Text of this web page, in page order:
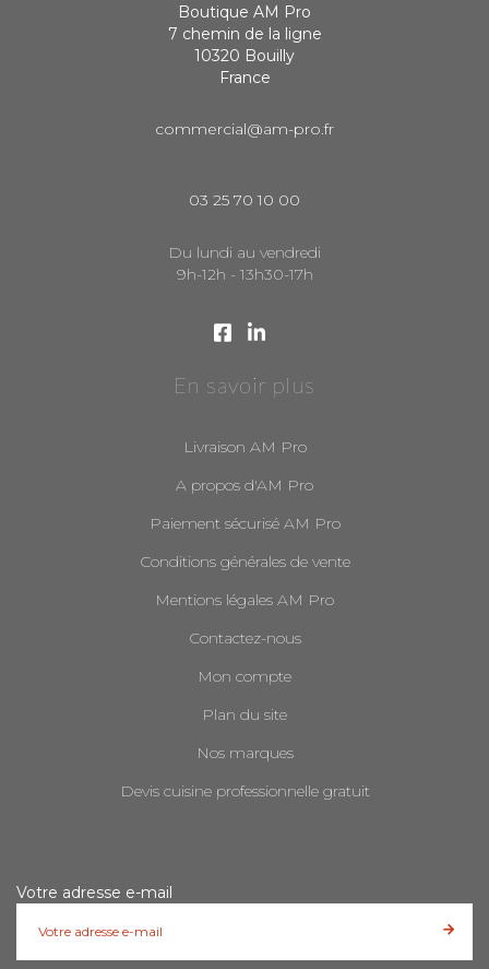
Boutique AM Pro
7 chemin de la ligne
10320 Bouilly
France
commercial@am-pro.fr
03 25 70 10 00
Du lundi au vendredi
9h-12h - 13h30-17h
En savoir plus
Livraison AM Pro
A propos d'AM Pro
Paiement sécurisé AM Pro
Conditions générales de vente
Mentions légales AM Pro
Contactez-nous
Mon compte
Plan du site
Nos marques
Devis cuisine professionnelle gratuit
Votre adresse e-mail